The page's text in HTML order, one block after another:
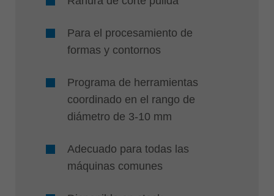
Para el procesamiento de
formas y contornos
Programa de herramientas
coordinado en el rango de
diámetro de 3-10 mm
Adecuado para todas las
máquinas comunes